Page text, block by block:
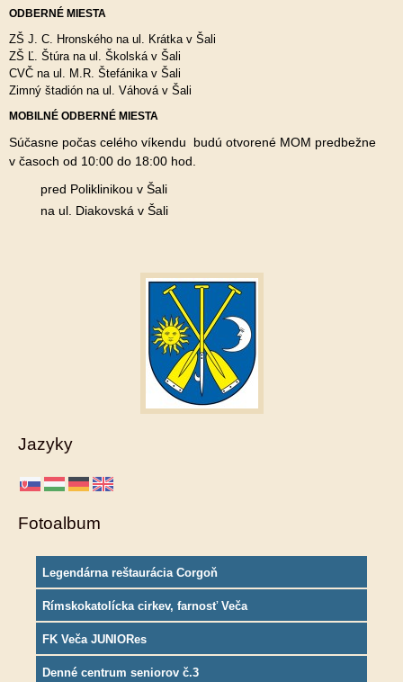
ODBERNÉ MIESTA
ZŠ J. C. Hronského na ul. Krátka v Šali
ZŠ Ľ. Štúra na ul. Školská v Šali
CVČ na ul. M.R. Štefánika v Šali
Zimný štadión na ul. Váhová v Šali
MOBILNÉ ODBERNÉ MIESTA
Súčasne počas celého víkendu budú otvorené MOM predbežne
v časoch od 10:00 do 18:00 hod.
pred Poliklinikou v Šali
na ul. Diakovská v Šali
Jazyky
Fotoalbum
Legendárna reštaurácia Corgoň
Rímskokatolícka cirkev, farnosť Veča
FK Veča JUNIORes
Denné centrum seniorov č.3